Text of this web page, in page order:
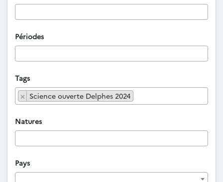
Périodes
Tags
× Science ouverte Delphes 2024
Natures
Pays